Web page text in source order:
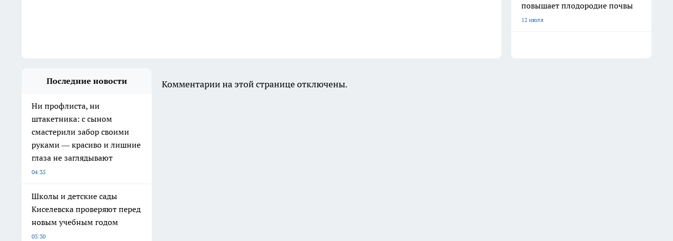
повышает плодородие почвы
12 июля
Последние новости
Ни профлиста, ни
штакетника: с сыном
смастерили забор своими
руками — красиво и лишние
глаза не заглядывают
04:35
Школы и детские сады
Киселевска проверяют перед
новым учебным годом
03:30
Комментарии на этой странице отключены.